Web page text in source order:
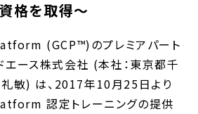
格を取得～
(GCP™)のプレミアパート
エース株式会社 (本社：東京都千
礼敏) は、2017年10月25日より
認定トレーニングの提供